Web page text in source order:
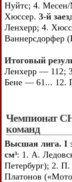
Нуйтс; 4. Месен/
Хюссер. 3-й
Ленхерр; 4.
Ваннерсдорфер
Итоговый
Ленхерр — 112;
Бене — 61... 12.
Чемпионат
команд
Высшая лига. I
см³: 1. А.
Петербург); 2.
Платонов